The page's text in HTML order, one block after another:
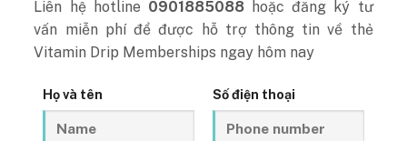
Liên hệ hotline 0901885088hoặc đăng ký tư
vấn miễn phí để được hỗ trợ thông tin về thẻ
Vitamin Drip Memberships ngay hôm nay
Họ và tên Số điện thoại